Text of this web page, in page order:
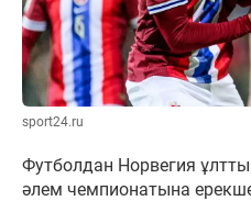
sport24.ru
Футболдан Норвегия
әлем чемпионатына